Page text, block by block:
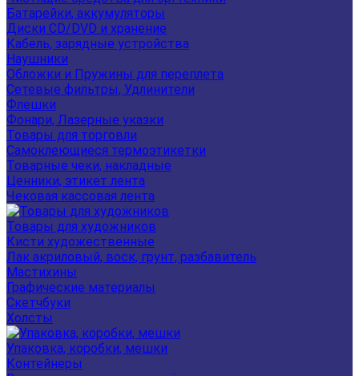
Батарейки, аккумуляторы
Диски CD/DVD и хранение
Кабель, зарядные устройства
Наушники
Обложки и Пружины для переплета
Сетевые фильтры, Удлинители
Флешки
Фонари, Лазерные указки
Товары для торговли
Самоклеющиеся термоэтикетки
Товарные чеки, накладные
Ценники, этикет лента
Чековая кассовая лента
Товары для художников
Кисти художественные
Лак акриловый, воск, грунт, разбавитель
Мастихины
Графические материалы
Скетчбуки
Холсты
Упаковка, коробки, мешки
Контейнеры